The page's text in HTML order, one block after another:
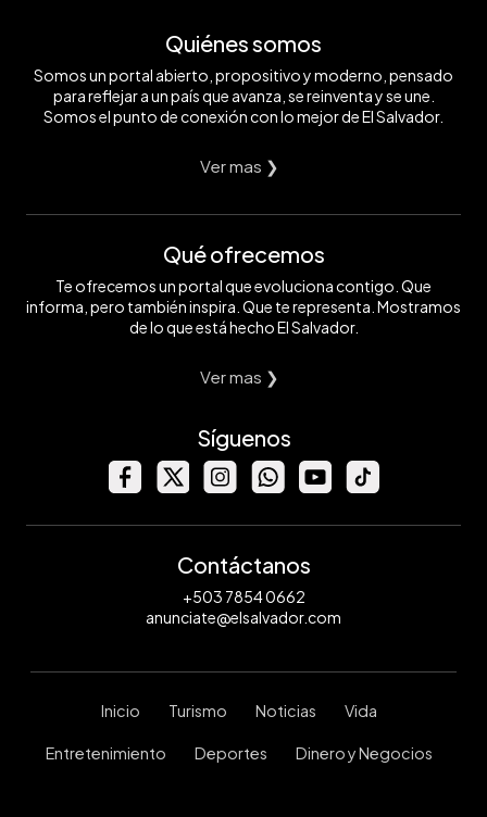
Quiénes somos
Somos un portal abierto, propositivo y moderno, pensado
para reflejar a un país que avanza, se reinventa y se une.
Somos el punto de conexión con lo mejor de El Salvador.
Ver mas ❯
Qué ofrecemos
Te ofrecemos un portal que evoluciona contigo. Que
informa, pero también inspira. Que te representa. Mostramos
de lo que está hecho El Salvador.
Ver mas ❯
Síguenos
Contáctanos
+503 7854 0662
anunciate@elsalvador.com
Inicio Turismo Noticias Vida
Entretenimiento Deportes Dinero y Negocios